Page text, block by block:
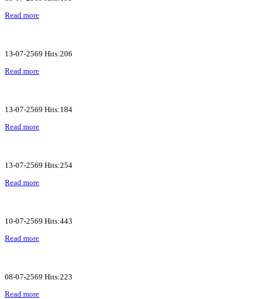
Read more
13-07-2569 Hits:206
Read more
13-07-2569 Hits:184
Read more
13-07-2569 Hits:254
Read more
10-07-2569 Hits:443
Read more
08-07-2569 Hits:223
Read more